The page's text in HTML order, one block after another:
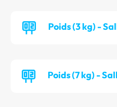
Poids (3 kg) -
Poids (7 kg) -